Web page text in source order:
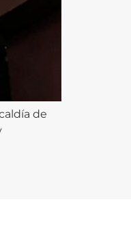
de